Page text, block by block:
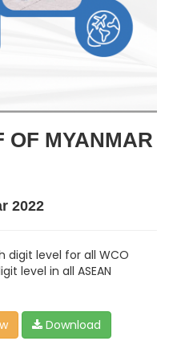
OF MYANMAR
2022
digit level for all WCO
level in all ASEAN
Download